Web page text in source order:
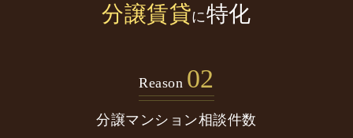
分譲賃貸に特化
Reason 02
分譲マンション相談件数